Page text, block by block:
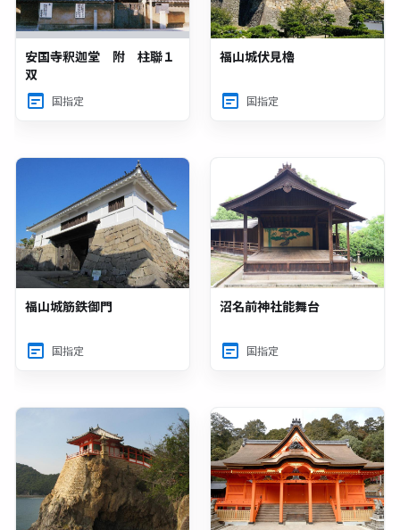
安国寺釈迦堂 附 柱聯１
双
国指定
福山城伏見櫓
国指定
福山城筋鉄御門
国指定
沼名前神社能舞台
国指定